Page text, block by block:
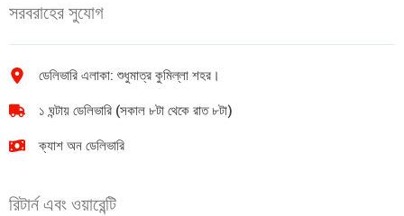
quantity
সরবরাহের সুযোগ
ডেলিভারি এলাকা: শুধুমাত্র কুমিল্লা শহর।
১ ঘন্টায় ডেলিভারি (সকাল ৮টা থেকে রাত ৮টা)
ক্যাশ অন ডেলিভারি
রিটার্ন এবং ওয়ারেন্টি